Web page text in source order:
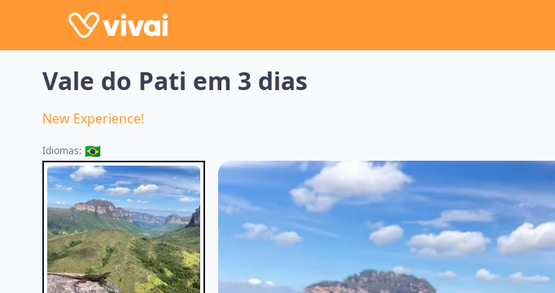
Vale do Pati em 3 dias
New Experience!
Idiomas: 🇧🇷